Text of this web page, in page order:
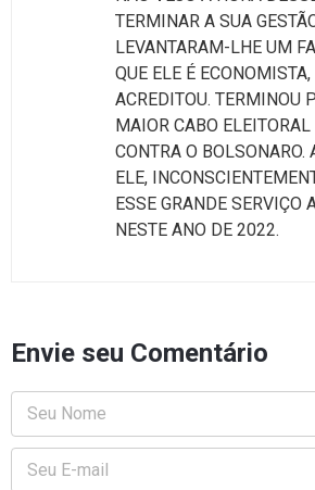
TERMINAR A SUA
LEVANTARAM-LHE UM
QUE ELE É
ACREDITOU. TERMINOU
MAIOR CABO
CONTRA O BOLSONARO.
ELE,
ESSE GRANDE SERVIÇO
NESTE ANO DE 2022.
Envie seu Comentário